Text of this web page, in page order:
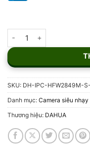
SKU: DH-IPC-HFW2849M-
Danh mục: Camera siêu nhạy
Thương hiệu: DAHUA